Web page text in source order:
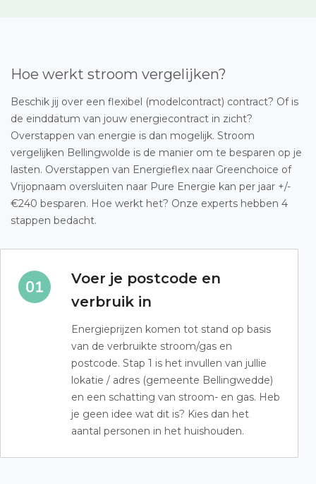
Hoe werkt stroom vergelijken?
Beschik jij over een flexibel (modelcontract) contract? Of is
de einddatum van jouw energiecontract in zicht?
Overstappen van energie is dan mogelijk. Stroom
vergelijken Bellingwolde is de manier om te besparen op je
lasten. Overstappen van Energieflex naar Greenchoice of
Vrijopnaam oversluiten naar Pure Energie kan per jaar +/-
€240 besparen. Hoe werkt het? Onze experts hebben 4
stappen bedacht.
Voer je postcode en
verbruik in
Energieprijzen komen tot stand op basis
van de verbruikte stroom/gas en
postcode. Stap 1 is het invullen van jullie
lokatie / adres (gemeente Bellingwedde)
en een schatting van stroom- en gas. Heb
je geen idee wat dit is? Kies dan het
aantal personen in het huishouden.